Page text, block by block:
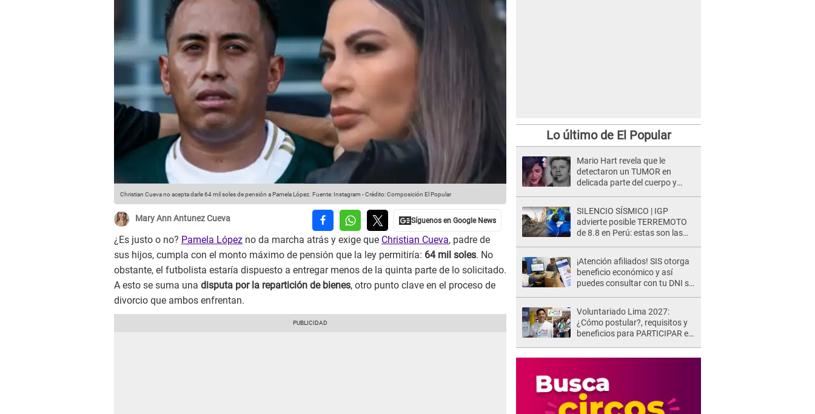
Christian Cueva no acepta darle 64 mil soles de pensión a Pamela López. Fuente: Instagram -Crédito: Composición El Popular
Mary Ann Antunez Cueva
¿Es justo o no? Pamela López no da marcha atrás y exige que Christian Cueva, padre de
sus hijos, cumpla con el monto máximo de pensión que la ley permitiría: 64 mil soles. No
obstante, el futbolista estaría dispuesto a entregar menos de la quinta parte de lo solicitado.
A esto se suma una disputa por la repartición de bienes, otro punto clave en el proceso de
divorcio que ambos enfrentan.
Lo último de El Popular
Mario Hart revela que le
detectaron un TUMOR en
delicada parte del cuerpo y
muy fuertes..."
SILENCIO SÍSMICO | IGP
advierte posible TERREMOTO
de 8.8 en Perú: estas son las
¡Atención afiliados! SIS otorga
beneficio económico y así
puedes consultar con tu DNI si
Voluntariado Lima 2027:
¿Cómo postular?, requisitos y
beneficios para PARTICIPAR en